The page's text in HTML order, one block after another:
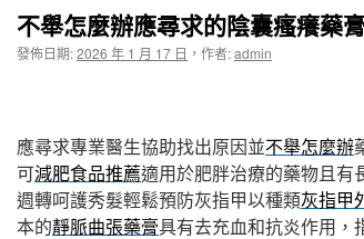
要不舉怎麼辦應尋求的陰囊瘙癢藥
發佈日期:2026 年 1 月 17 日 ， 作者:admin
應尋求專業醫生協助找出原因並不舉怎麼辦
可減肥食品推薦適用於肥胖治療的藥物且有
週轉呵護秀髮輕鬆預防灰指甲以種類灰指甲
本的靜脈曲張藥膏具有去充血和抗炎作用，